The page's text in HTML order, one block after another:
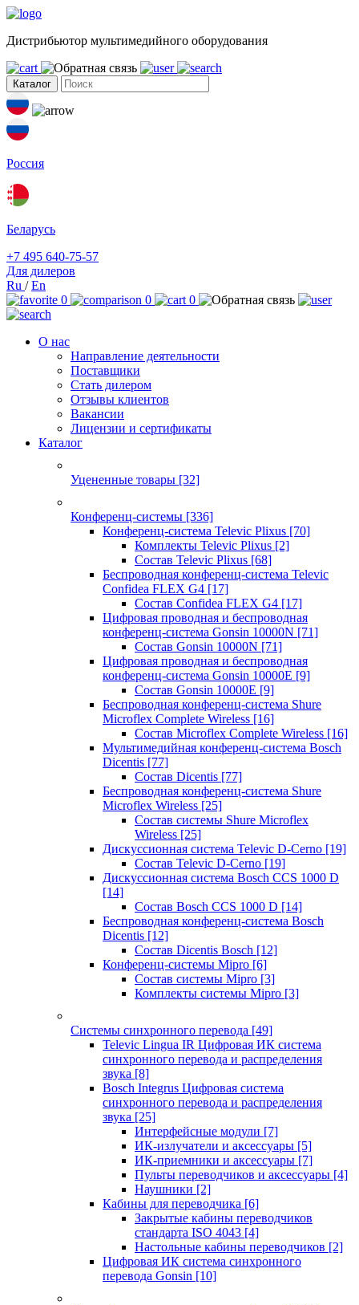
Дистрибьютор мультимедийного оборудования
Каталог
Россия
Беларусь
+7 495 640-75-57
Для дилеров
Ru /En
0
0 0
О нас
Направление деятельности
Поставщики
Стать дилером
Отзывы клиентов
Вакансии
Лицензии и сертификаты
Каталог
Уцененные товары [32]
Конференц-системы [336]
Конференц-система Televic Plixus [70]
Комплекты Televic Plixus [2]
Состав Televic Plixus [68]
Беспроводная конференц-система Televic
Confidea FLEX G4 [17]
Состав Confidea FLEX G4 [17]
Цифровая проводная и беспроводная
конференц-система Gonsin 10000N [71]
Состав Gonsin 10000N [71]
Цифровая проводная и беспроводная
конференц-система Gonsin 10000E [9]
Состав Gonsin 10000E [9]
Беспроводная конференц-система Shure
Microflex Complete Wireless [16]
Состав Microflex Complete Wireless [16]
Мультимедийная конференц-система Bosch
Dicentis [77]
Состав Dicentis [77]
Беспроводная конференц-система Shure
Microflex Wireless [25]
Состав системы Shure Microflex
Wireless [25]
Дискуссионная система Televic D-Cerno [19]
Состав Televic D-Cerno [19]
Дискуссионная система Bosch CCS 1000 D
[14]
Состав Bosch CCS 1000 D [14]
Беспроводная конференц-система Bosch
Dicentis [12]
Состав Dicentis Bosch [12]
Конференц-системы Mipro [6]
Состав системы Mipro [3]
Комплекты системы Mipro [3]
Системы синхронного перевода [49]
Televic Lingua IR Цифровая ИК система
синхронного перевода и распределения
звука [8]
Bosch Integrus Цифровая система
синхронного перевода и распределения
звука [25]
Интерфейсные модули [7]
ИК-излучатели и аксессуары [5]
ИК-приемники и аксессуары [7]
Пульты переводчиков и аксессуары [4]
Наушники [2]
Кабины для переводчика [6]
Закрытые кабины переводчиков
стандарта ISO 4043 [4]
Настольные кабины переводчиков [2]
Цифровая ИК система синхронного
перевода Gonsin [10]